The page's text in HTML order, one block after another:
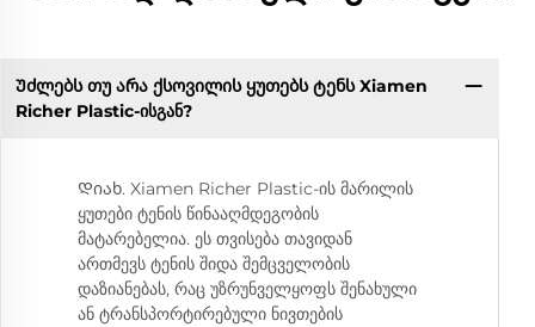
Უძლებს თუ არა ქსოვილის ყუთებს ტენს Xiamen
Richer Plastic-ისგან?
Დიახ. Xiamen Richer Plastic-ის მარილის
ყუთები ტენის წინააღმდეგობის
მატარებელია. ეს თვისება თავიდან
ართმევს ტენის შიდა შემცველობის
დაზიანებას, რაც უზრუნველყოფს შენახული
ან ტრანსპორტირებული ნივთების